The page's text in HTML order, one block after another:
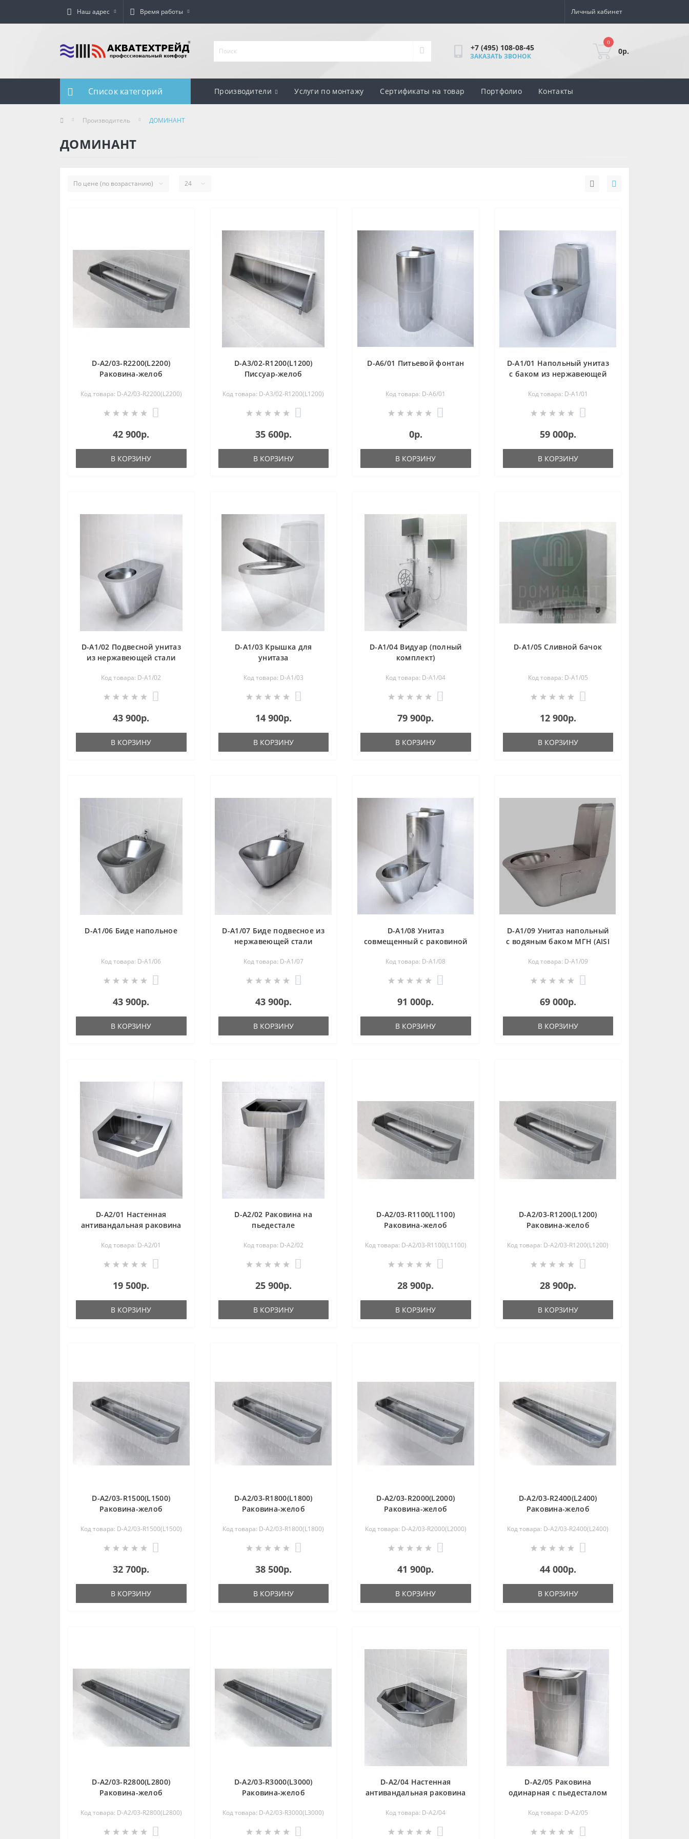
Наш адрес Время работы Личный кабинет
+7 (495) 108-08-45
ЗАКАЗАТЬ ЗВОНОК
0
0р.
Список категорий Производители Услуги по монтажу Сертификаты на товар Портфолио Контакты
Производитель ДОМИНАНТ
ДОМИНАНТ
D-A2/03-R2200(L2200)
Раковина-желоб
нержавеющей стали
Код товара: D-A2/03-R2200(L2200)
42 900р.
В КОРЗИНУ
D-A3/02-R1200(L1200)
Писсуар-желоб
Код товара: D-A3/02-R1200(L1200)
35 600р.
В КОРЗИНУ
D-A6/01 Питьевой фонтан
Код товара: D-A6/01
0р.
В КОРЗИНУ
D-A1/01 Напольный унитаз
с баком из нержавеющей
Код товара: D-A1/01
59 000р.
В КОРЗИНУ
D-A1/02 Подвесной унитаз
из нержавеющей стали
Код товара: D-A1/02
43 900р.
В КОРЗИНУ
D-A1/03 Крышка для
унитаза
Код товара: D-A1/03
14 900р.
В КОРЗИНУ
D-A1/04 Видуар (полный
комплект)
Код товара: D-A1/04
79 900р.
В КОРЗИНУ
D-A1/05 Сливной бачок
Код товара: D-A1/05
12 900р.
В КОРЗИНУ
D-A1/06 Биде напольное
Код товара: D-A1/06
43 900р.
В КОРЗИНУ
D-A1/07 Биде подвесное из
нержавеющей стали
Код товара: D-A1/07
43 900р.
В КОРЗИНУ
D-A1/08 Унитаз
совмещенный с раковиной
Код товара: D-A1/08
91 000р.
В КОРЗИНУ
D-A1/09 Унитаз напольный
с водяным баком МГН (AISI
Код товара: D-A1/09
69 000р.
В КОРЗИНУ
D-A2/01 Настенная
антивандальная раковина
Код товара: D-A2/01
19 500р.
В КОРЗИНУ
D-A2/02 Раковина на
пьедестале
нержавеющей стали
Код товара: D-A2/02
25 900р.
В КОРЗИНУ
D-A2/03-R1100(L1100)
Раковина-желоб
нержавеющей стали
Код товара: D-A2/03-R1100(L1100)
28 900р.
В КОРЗИНУ
D-A2/03-R1200(L1200)
Раковина-желоб
нержавеющей стали
Код товара: D-A2/03-R1200(L1200)
28 900р.
В КОРЗИНУ
D-A2/03-R1500(L1500)
Раковина-желоб
нержавеющей стали
Код товара: D-A2/03-R1500(L1500)
32 700р.
В КОРЗИНУ
D-A2/03-R1800(L1800)
Раковина-желоб
нержавеющей стали
Код товара: D-A2/03-R1800(L1800)
38 500р.
В КОРЗИНУ
D-A2/03-R2000(L2000)
Раковина-желоб
нержавеющей стали
Код товара: D-A2/03-R2000(L2000)
41 900р.
В КОРЗИНУ
D-A2/03-R2400(L2400)
Раковина-желоб
нержавеющей стали
Код товара: D-A2/03-R2400(L2400)
44 000р.
В КОРЗИНУ
D-A2/03-R2800(L2800)
Раковина-желоб
нержавеющей стали
Код товара: D-A2/03-R2800(L2800)
D-A2/03-R3000(L3000)
Раковина-желоб
нержавеющей стали
Код товара: D-A2/03-R3000(L3000)
D-A2/04 Настенная
антивандальная раковина
Код товара: D-A2/04
D-A2/05 Раковина
одинарная с пьедесталом
Код товара: D-A2/05